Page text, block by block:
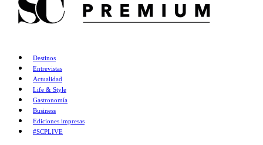
Destinos
Entrevistas
Actualidad
Life & Style
Gastronomía
Business
Ediciones impresas
#SCPLIVE